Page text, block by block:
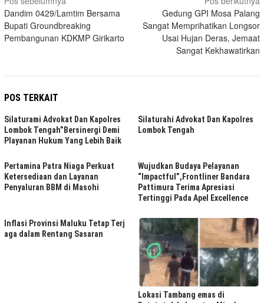
pos
Dandim 0429/Lamtim Bersama
Bupati Groundbreaking
Pembangunan KDKMP Girikarto
Gedung GPI Mosa Palang
Sangat Memprihatikan Longsor
Usai Hujan Deras, Jemaat
Sangat Kekhawatirkan
POS TERKAIT
Silaturami Advokat Dan Kapolres
Lombok Tengah”Bersinergi Demi
Playanan Hukum Yang Lebih Baik
Silaturahi Advokat Dan Kapolres
Lombok Tengah
Pertamina Patra Niaga Perkuat
Ketersediaan dan Layanan
Penyaluran BBM di Masohi
Wujudkan Budaya Pelayanan
“Impactful”,Frontliner Bandara
Pattimura Terima Apresiasi
Tertinggi Pada Apel Excellence
Inflasi Provinsi Maluku Tetap Terj
aga dalam Rentang Sasaran
Lokasi Tambang emas di